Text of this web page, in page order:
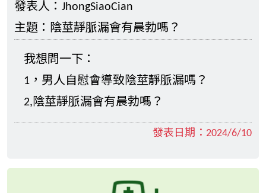
發表人： JhongSiaoCian
主題：
陰莖靜脈漏會有晨勃嗎？
我想問一下：
1，男人自慰會導致陰莖靜脈漏嗎？
2,陰莖靜脈漏會有晨勃嗎？
發表日期： 2024/6/10